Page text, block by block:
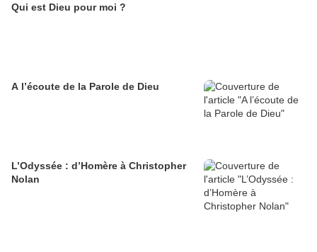
Qui est Dieu pour moi ?
A l’écoute de la Parole de Dieu
L’Odyssée : d’Homère à Christopher
Nolan